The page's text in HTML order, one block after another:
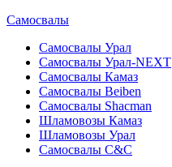
Самосвалы
Самосвалы Урал
Самосвалы Урал-NEXT
Самосвалы Камаз
Самосвалы Beiben
Самосвалы Shacman
Шламовозы Камаз
Шламовозы Урал
Самосвалы C&C